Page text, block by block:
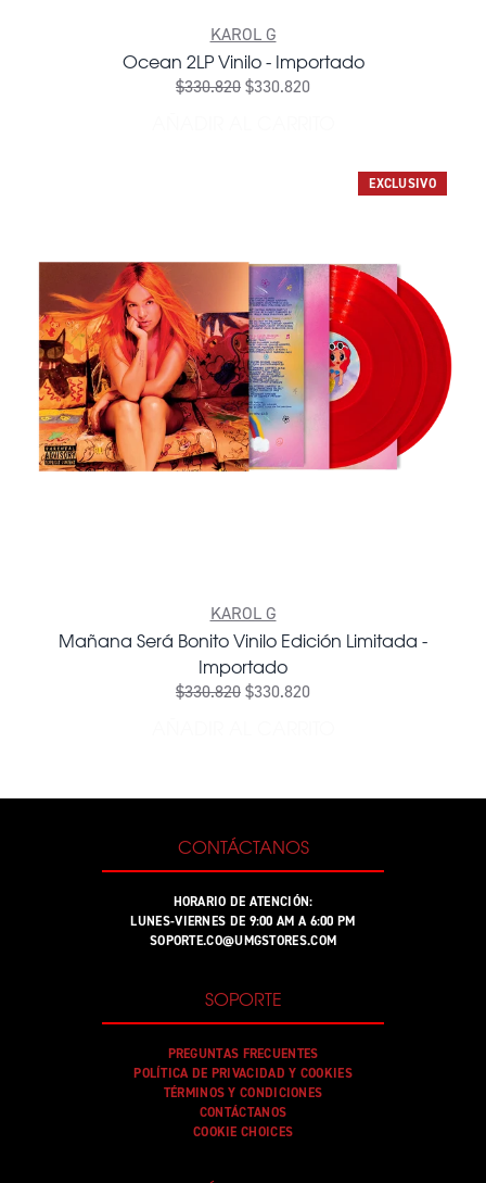
KAROL G
Ocean 2LP Vinilo - Importado
$330.820$330.820
EXCLUSIVO
KAROL G
Mañana Será Bonito Vinilo Edición Limitada -
Importado
$330.820$330.820
CONTÁCTANOS
HORARIO DE ATENCIÓN:
LUNES-VIERNES DE 9:00 AM A 6:00 PM
SOPORTE.CO@UMGSTORES.COM
SOPORTE
PREGUNTAS FRECUENTES
POLÍTICA DE PRIVACIDAD Y COOKIES
TÉRMINOS Y CONDICIONES
CONTÁCTANOS
COOKIE CHOICES